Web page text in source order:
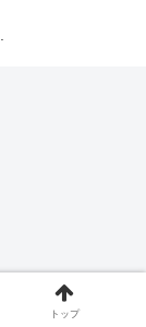
トップ